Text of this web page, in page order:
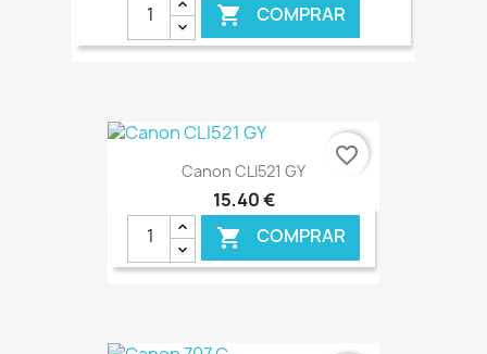
 COMPRAR
Canon CLI521 GY
15,40 €
 COMPRAR
favorite_border